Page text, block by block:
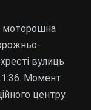
моторошна
вулиць
Момент
центру.